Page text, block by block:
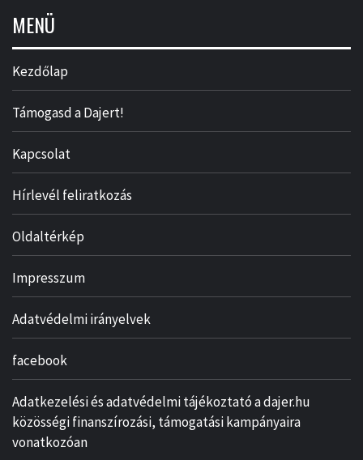
MENÜ
Kezdőlap
Támogasd a Dajert!
Kapcsolat
Hírlevél feliratkozás
Oldaltérkép
Impresszum
Adatvédelmi irányelvek
facebook
Adatkezelési és adatvédelmi tájékoztató a dajer.hu
közösségi finanszírozási, támogatási kampányaira
vonatkozóan